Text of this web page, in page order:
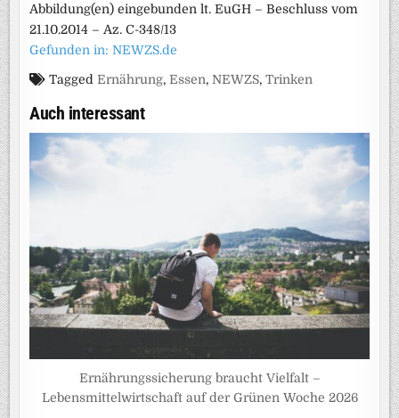
Abbildung(en) eingebunden lt. EuGH – Beschluss vom
21.10.2014 – Az. C-348/13
Gefunden in: NEWZS.de
TaggedErnährung,Essen,NEWZS,Trinken
Auch interessant
Ernährungssicherung braucht Vielfalt –
Lebensmittelwirtschaft auf der Grünen Woche 2026